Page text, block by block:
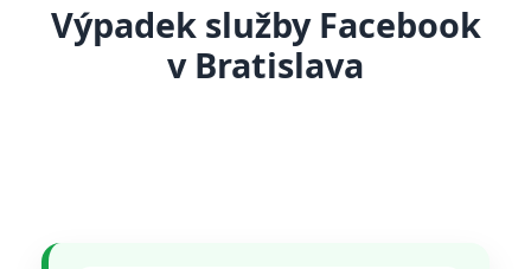
Výpadek služby Facebook
v Bratislava